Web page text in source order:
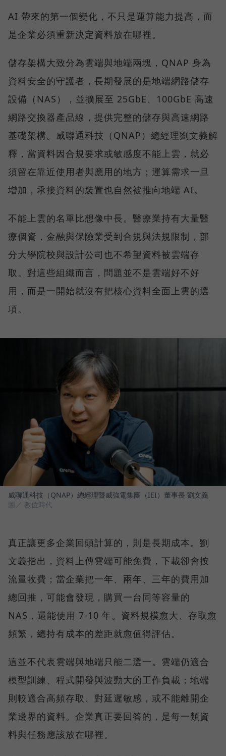
AI 帶來的第一個變化，不只是運算能力提高，而
是企業必須重新決定資料放在哪裡。
儲存架構大致分為雲端與地端兩塊，QNAP 身為
資料安全的守護者，長期發展的是地端網路儲存
設備（NAS），並擴展至 25GbE、100GbE 高速
網路交換器產品線，提供完整的儲存與高速網路
基礎架構。威聯通科技（QNAP）總經理劉文義解
釋，當資料因合規要求或敏感度不能上雲，就必
須留在靠近使用者與應用的地方；運算需求一旦
增加，承接資料的裝置也自然被推向地端 AI。
不能上雲的名單比想像中長。醫療業持有大量醫
療個資，金融與保險業受到合規與法規限制，部
分大學院校與設計公司也不希望資料被雲端存
取。對這些組織而言，問題並不是雲端好不好
用，而是一開始就沒有把核心資料全面上雲的選
項。
威聯通科技（QNAP）總經理暨威強電集團（IEI）董事長 劉文義
圖／ 數位時代
真正讓更多企業回頭計算的，則是長期成本。劉
文義指出，資料上傳雲端可能免費，下載卻會按
流量收費；當企業把一年、兩年、三年的費用加
總回推，可能會發現，購買一台同等容量的
NAS，還能使用 7-10 年。資料規模愈大、存取愈
頻繁，總持有成本的差距就愈值得評估。
這並不代表雲端與地端只能二選一。雲端仍適合
模型訓練、程式開發與波動大的工作負載；地端
則較適合高頻存取、對延遲敏感，或不能離開企
業邊界的資料。企業真正要回答的，是每一類資
料與任務應該放在哪裡。